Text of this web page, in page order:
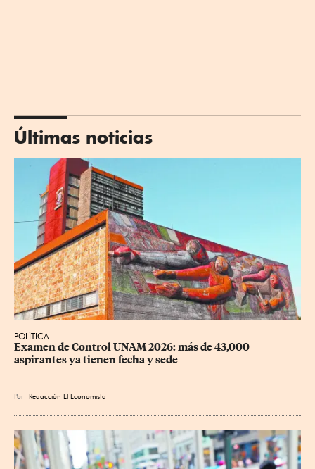
Últimas noticias
POLÍTICA
Examen de Control UNAM 2026: más de 43,000
aspirantes ya tienen fecha y sede
Por Redacción El Economista